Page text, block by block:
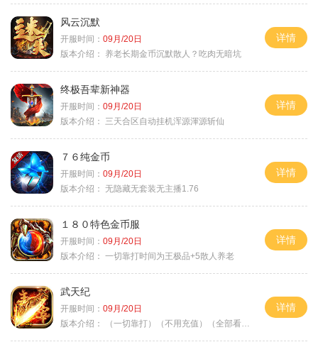
风云沉默
开服时间： 09月/20日
版本介绍：
养老长期金币沉默散人？吃肉无暗坑
详情
终极吾辈新神器
开服时间： 09月/20日
版本介绍：
三天合区自动挂机浑源渾源斩仙
详情
７６纯金币
开服时间： 09月/20日
版本介绍： 无隐藏无套装无主播1.76
详情
１８０特色金币服
开服时间： 09月/20日
版本介绍： 一切靠打时间为王极品+5散人养老
详情
武天纪
开服时间： 09月/20日
版本介绍：
（一切靠打）（不用充值）（全部看脸）
详情